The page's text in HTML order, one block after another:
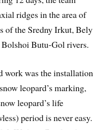
ridges in the area of
of the Sredny Irkut, Bely
Butu-Gol rivers.
work was the installation
leopard’s marking,
leopard’s life
period is never easy.